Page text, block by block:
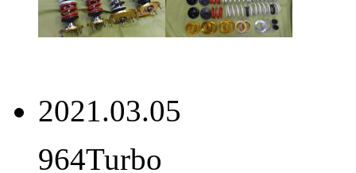
2021.03.05
964Turbo